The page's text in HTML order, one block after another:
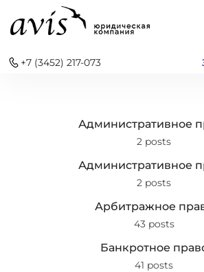
+7 (3452) 217-073
Административное
2 posts
Административное
2 posts
Арбитражное
43 posts
Банкротное
41 posts